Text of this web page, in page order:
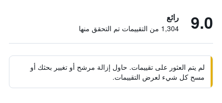
9.0 رائع
1,304 من التقييمات تم التحقق منها
لم يتم العثور على تقييمات. حاول إزالة مرشح أو تغيير بحثك أو
مسح كل شيء لعرض التقييمات.